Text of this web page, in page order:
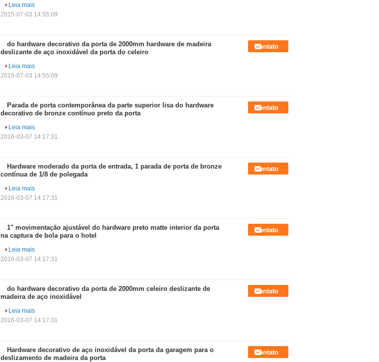
Leia mais
2015-07-03 14:55:09
do hardware decorativo da porta de 2000mm hardware de madeira
deslizante de aço inoxidável da porta do celeiro
Contato
Leia mais
2015-07-03 14:55:09
Parada de porta contemporânea da parte superior lisa do hardware
decorativo de bronze contínuo preto da porta
Contato
Leia mais
2016-03-07 14:17:31
Hardware moderado da porta de entrada, 1 parada de porta de bronze
contínua de 1/8 de polegada
Contato
Leia mais
2016-03-07 14:17:31
1" movimentação ajustável do hardware preto matte interior da porta
na captura de bola para o hotel
Contato
Leia mais
2016-03-07 14:17:31
do hardware decorativo da porta de 2000mm celeiro deslizante de
madeira de aço inoxidável
Contato
Leia mais
2016-03-07 14:17:31
Hardware decorativo de aço inoxidável da porta da garagem para o
deslizamento de madeira da porta
Contato